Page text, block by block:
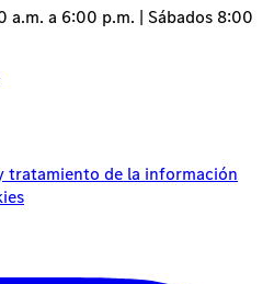
a.m. a 6:00 p.m. | Sábados 8:00
tratamiento de la información